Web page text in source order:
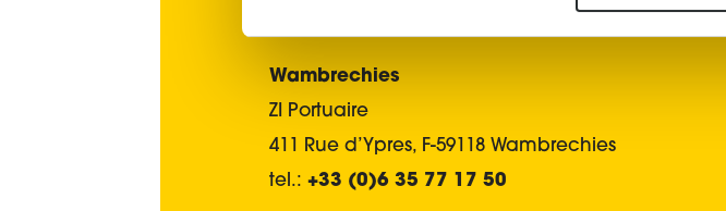
Wambrechies
ZI Portuaire
411 Rue d’Ypres, F-59118 Wambrechies
tel.: +33 (0)6 35 77 17 50